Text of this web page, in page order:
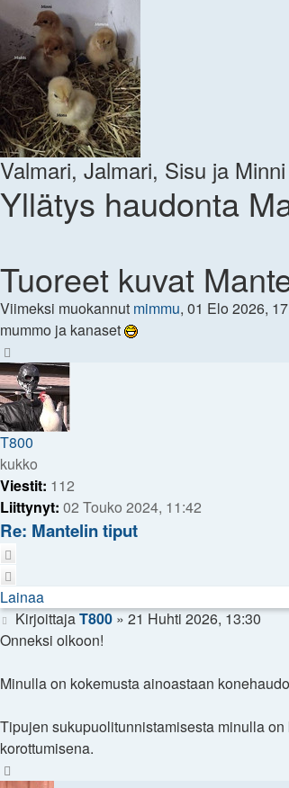
Valmari, Jalmari, Sisu ja Minni
Yllätys haudonta
Tuoreet kuvat
Viimeksi muokannut mimmu, 01 Elo 2026,
mummo ja kanaset
T800
kukko
Viestit: 112
Liittynyt: 02 Touko 2024, 11:42
Re: Mantelin tiput
Lainaa
Viesti
KirjoittajaT800» 21 Huhti 2026, 13:30
Onneksi olkoon!
Minulla on kokemusta ainoastaan
Tipujen sukupuolitunnistamisesta minulla
korottumisena.